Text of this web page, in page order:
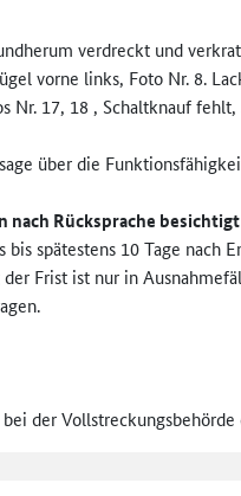
verdreckt und
vorne links, Foto Nr. 8.
Nr. 17, 18 , Schaltknauf
über die
nach Rücksprache
bis spätestens 10 Tage nach
Frist ist nur in
der